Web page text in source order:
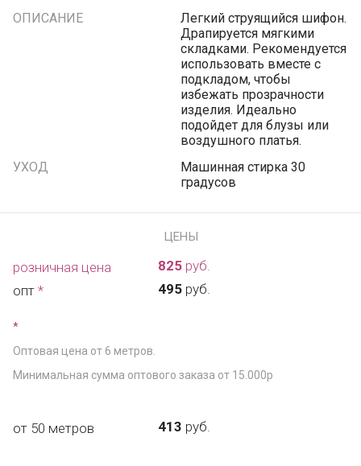
ОПИСАНИЕ
Легкий струящийся шифон.
Драпируется мягкими
складками. Рекомендуется
использовать вместе с
подкладом, чтобы
избежать прозрачности
изделия. Идеально
подойдет для блузы или
воздушного платья.
УХОД
Машинная стирка 30
градусов
ЦЕНЫ
розничная цена 825 руб.
опт * 495 руб.
*
Оптовая цена от 6 метров.
Минимальная сумма оптового заказа от 15.000р
от 50 метров 413 руб.